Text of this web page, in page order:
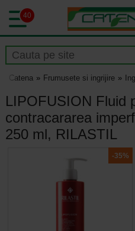
40
Catena Frumusete si ingrijire
LIPOFUSION Fluid
contracararea
250 ml, RILASTIL
-35%